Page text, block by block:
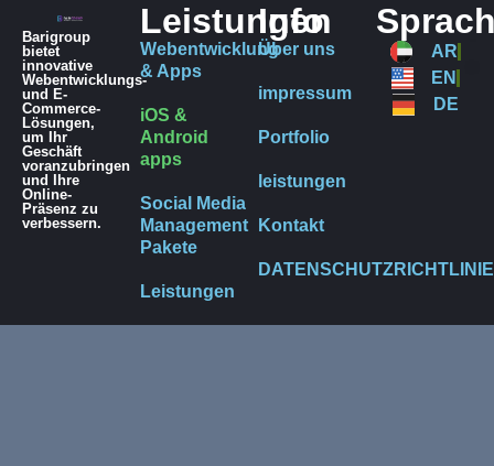
Barigroup
bietet
innovative
Webentwicklungs-
und E-
Commerce-
Lösungen,
um Ihr
Geschäft
voranzubringen
und Ihre
Online-
Präsenz zu
verbessern.
Leistungen
Webentwicklung
& Apps
iOS &
Android
apps
Social Media
Management
Pakete
Leistungen
Info
Über uns
impressum
Portfolio
leistungen
Kontakt
DATENSCHUTZRICHTLINIE
AR
EN
DE